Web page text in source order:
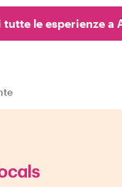
tutte le esperienze a